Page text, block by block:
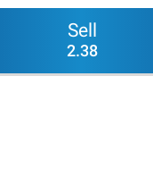
Sell
2.38